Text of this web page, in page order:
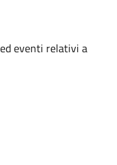
eventi relativi a